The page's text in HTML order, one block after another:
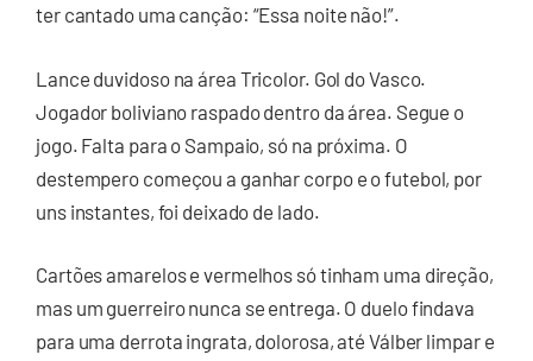
ter cantado uma canção: “Essa noite não!”.
Lance duvidoso na área Tricolor. Gol do Vasco.
Jogador boliviano raspado dentro da área. Segue o
jogo. Falta para o Sampaio, só na próxima. O
destempero começou a ganhar corpo e o futebol, por
uns instantes, foi deixado de lado.
Cartões amarelos e vermelhos só tinham uma direção,
mas um guerreiro nunca se entrega. O duelo findava
para uma derrota ingrata, dolorosa, até Válber limpar e